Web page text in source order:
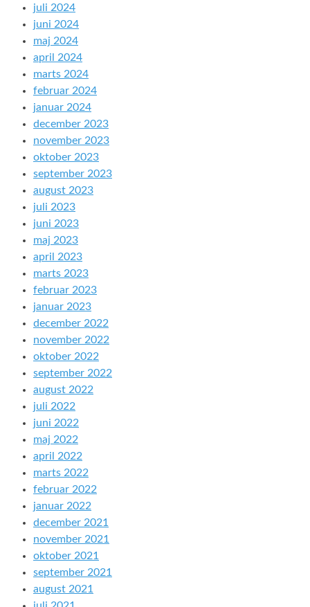
juli 2024
juni 2024
maj 2024
april 2024
marts 2024
februar 2024
januar 2024
december 2023
november 2023
oktober 2023
september 2023
august 2023
juli 2023
juni 2023
maj 2023
april 2023
marts 2023
februar 2023
januar 2023
december 2022
november 2022
oktober 2022
september 2022
august 2022
juli 2022
juni 2022
maj 2022
april 2022
marts 2022
februar 2022
januar 2022
december 2021
november 2021
oktober 2021
september 2021
august 2021